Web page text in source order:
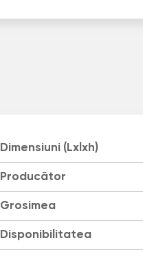
Dimensiuni (Lxlxh)
Producător
Grosimea
Disponibilitatea